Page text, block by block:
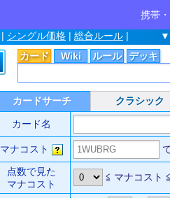
携帯
カード Wiki ルール デッキ
| シングル価格 | 総合ルール |
カードサーチ クラシック
カード名
マナコスト
点数で見た
マナコスト
≦ マナコスト